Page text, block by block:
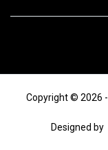
Copyright © 2026 -
Designed by